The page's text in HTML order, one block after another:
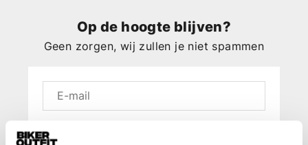
Op de hoogte blijven?
Geen zorgen, wij zullen je niet spammen